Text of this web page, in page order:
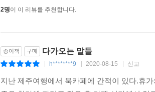
2명이 이 리뷰를 추천합니다.
종이책 구매 다가오는 말들
h********9 2020-08-15 신고
지난 제주여행에서 북카페에 간적이 있다.휴